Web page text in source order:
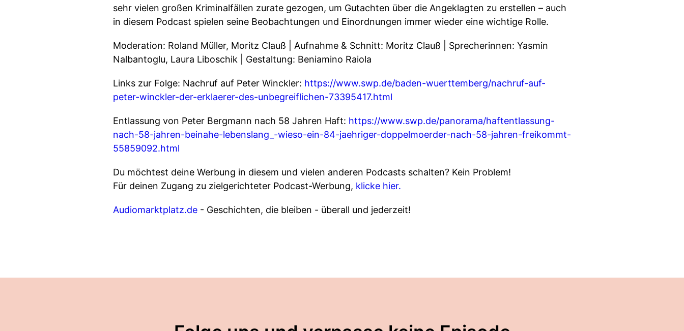
sehr vielen großen Kriminalfällen zurate gezogen, um Gutachten über die Angeklagten zu erstellen – auch
in diesem Podcast spielen seine Beobachtungen und Einordnungen immer wieder eine wichtige Rolle.
Moderation: Roland Müller, Moritz Clauß | Aufnahme & Schnitt: Moritz Clauß | Sprecherinnen: Yasmin
Nalbantoglu, Laura Liboschik | Gestaltung: Beniamino Raiola
Links zur Folge: Nachruf auf Peter Winckler: https://www.swp.de/baden-wuerttemberg/nachruf-auf-
peter-winckler-der-erklaerer-des-unbegreiflichen-73395417.html
Entlassung von Peter Bergmann nach 58 Jahren Haft: https://www.swp.de/panorama/haftentlassung-
nach-58-jahren-beinahe-lebenslang_-wieso-ein-84-jaehriger-doppelmoerder-nach-58-jahren-freikommt-
55859092.html
Du möchtest deine Werbung in diesem und vielen anderen Podcasts schalten? Kein Problem!
Für deinen Zugang zu zielgerichteter Podcast-Werbung, klicke hier.
Audiomarktplatz.de - Geschichten, die bleiben - überall und jederzeit!